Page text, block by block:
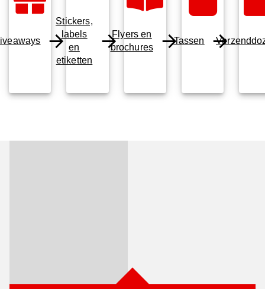
Stickers,
labels
en
etiketten
Flyers en
brochures
Tassen